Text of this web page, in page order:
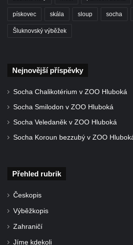
pískovec skála sloup socha
Šluknovský výběžek
Nejnovější příspěvky
Socha Chalikotérium v ZOO Hluboká
Socha Smilodon v ZOO Hluboká
Socha Veledaněk v ZOO Hluboká
Socha Koroun bezzubý v ZOO
Přehled rubrik
Českopis
Výběžkopis
Zahraničí
Jíme kdekoli